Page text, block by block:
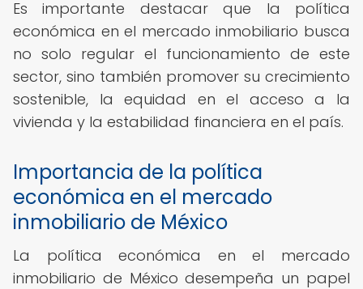
Es importante destacar que la política
económica en el mercado inmobiliario busca
no solo regular el funcionamiento de este
sector, sino también promover su crecimiento
sostenible, la equidad en el acceso a la
vivienda y la estabilidad financiera en el país.
Importancia de la política
económica en el mercado
inmobiliario de México
La política económica en el mercado
inmobiliario de México desempeña un papel